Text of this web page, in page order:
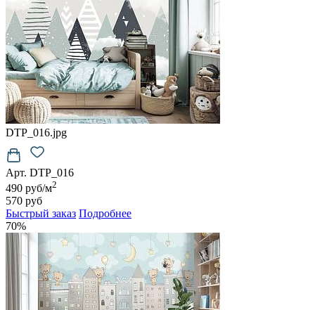
DTP_016.jpg
Арт. DTP_016
490 руб/м2
570 руб
Быстрый заказ Подробнее
70%